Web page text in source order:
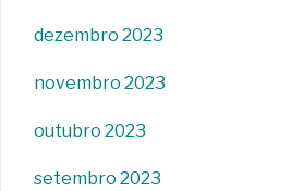
dezembro 2023
novembro 2023
outubro 2023
setembro 2023